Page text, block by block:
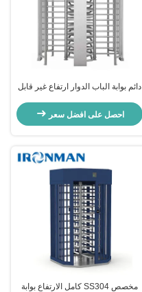
دائم بوابة الباب الدوار ارتفاع غير قابل
النسخ الاحتياطي
احصل على افضل سعر
مخصص SS304 كامل الارتفاع بوابة